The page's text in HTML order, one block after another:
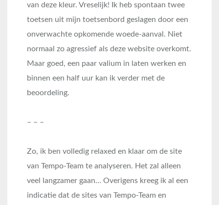
van deze kleur. Vreselijk! Ik heb spontaan twee
toetsen uit mijn toetsenbord geslagen door een
onverwachte opkomende woede-aanval. Niet
normaal zo agressief als deze website overkomt.
Maar goed, een paar valium in laten werken en
binnen een half uur kan ik verder met de
beoordeling.
– – –
Zo, ik ben volledig relaxed en klaar om de site
van Tempo-Team te analyseren. Het zal alleen
veel langzamer gaan… Overigens kreeg ik al een
indicatie dat de sites van Tempo-Team en